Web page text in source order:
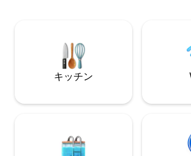
キッチン